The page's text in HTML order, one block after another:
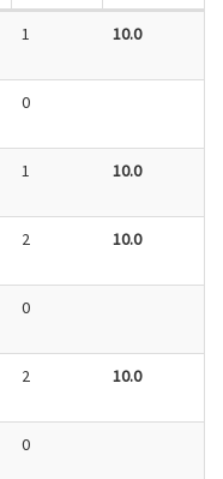
1 10.0
0
1 10.0
2 10.0
0
2 10.0
0